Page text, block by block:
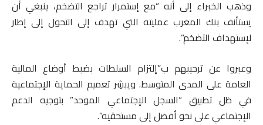
وذهب الخبراء إلى أنه “مع إستمرار تراجع التضخم، ينبغي أن
يستأنف بنك المغرب عمليته التي تهدف إلى التحول إلى إطار
لإستهداف التضخم”.
وعبروا عن ترحيبهم ب”إلتزام السلطات بضبط أوضاع المالية
العامة على المدى المتوسط. ويبشِر تعميم الحماية الإجتماعية
في ظل تطبيق “السجل الإجتماعي الموحد” بتوجيه الدعم
الإجتماعي على نحو أفضل إلى مستحقيه”.